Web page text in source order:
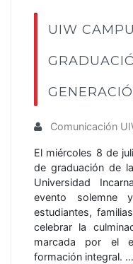
UIW
Comunicación
El miércoles 8 de
de graduación de
Universidad
evento solemne
estudiantes,
celebrar la
marcada por el
formación integral. …